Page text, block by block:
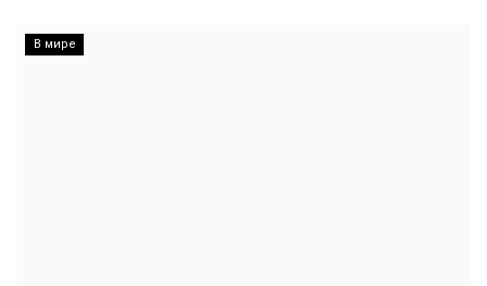
В мире